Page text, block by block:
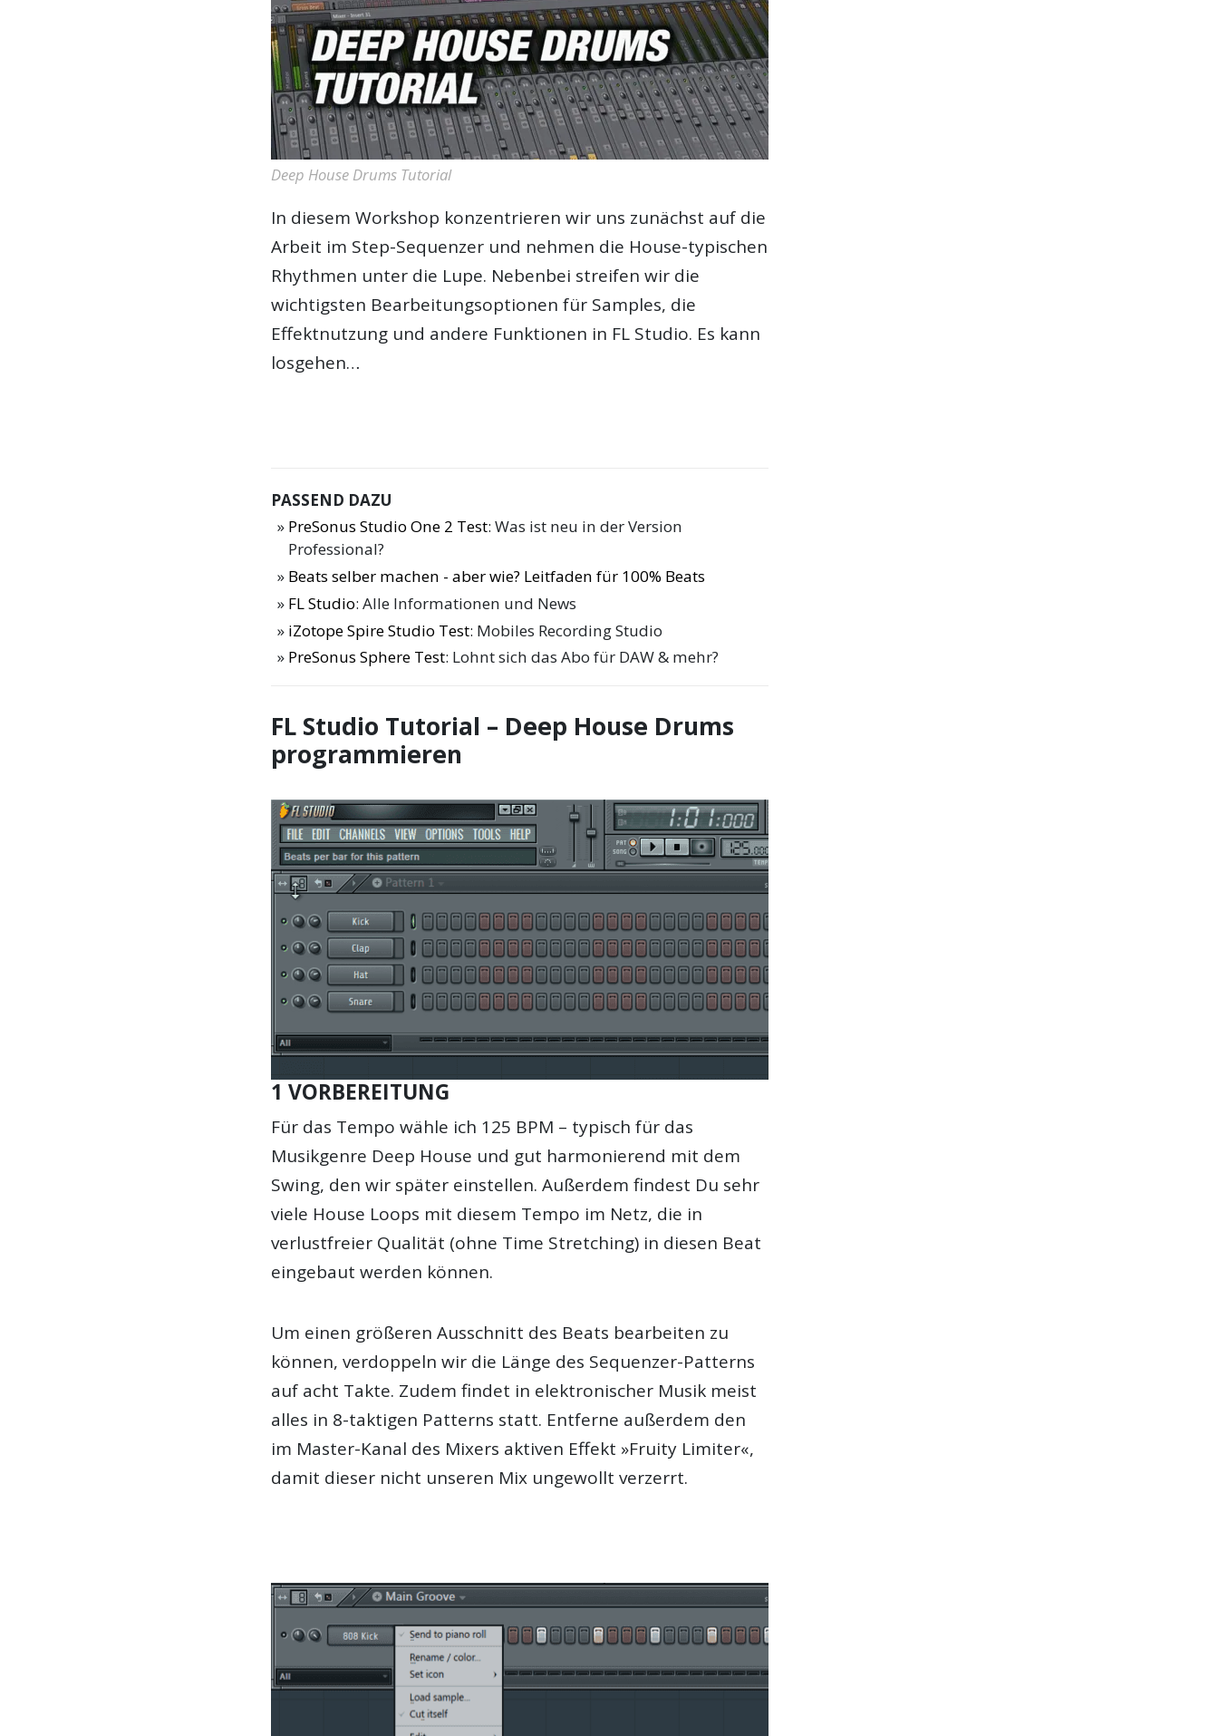
Deep House Drums Tutorial
In diesem Workshop konzentrieren wir uns zunächst auf die
Arbeit im Step-Sequenzer und nehmen die House-typischen
Rhythmen unter die Lupe. Nebenbei streifen wir die
wichtigsten Bearbeitungsoptionen für Samples, die
Effektnutzung und andere Funktionen in FL Studio. Es kann
losgehen…
PASSEND DAZU
PreSonus Studio One 2 Test: Was ist neu in der Version
Professional?
Beats selber machen - aber wie? Leitfaden für 100% Beats
FL Studio: Alle Informationen und News
iZotope Spire Studio Test: Mobiles Recording Studio
PreSonus Sphere Test: Lohnt sich das Abo für DAW & mehr?
FL Studio Tutorial – Deep House Drums
programmieren
1 VORBEREITUNG
Für das Tempo wähle ich 125 BPM – typisch für das
Musikgenre Deep House und gut harmonierend mit dem
Swing, den wir später einstellen. Außerdem findest Du sehr
viele House Loops mit diesem Tempo im Netz, die in
verlustfreier Qualität (ohne Time Stretching) in diesen Beat
eingebaut werden können.
Um einen größeren Ausschnitt des Beats bearbeiten zu
können, verdoppeln wir die Länge des Sequenzer-Patterns
auf acht Takte. Zudem findet in elektronischer Musik meist
alles in 8-taktigen Patterns statt. Entferne außerdem den
im Master-Kanal des Mixers aktiven Effekt »Fruity Limiter«,
damit dieser nicht unseren Mix ungewollt verzerrt.